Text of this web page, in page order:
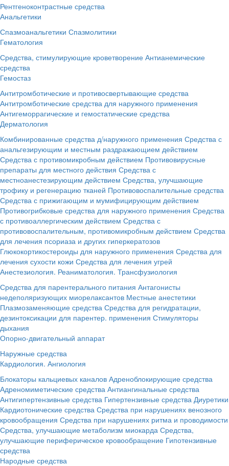
Рентгеноконтрастные средства
Анальгетики
Спазмоанальгетики Спазмолитики
Гематология
Средства, стимулирующие кроветворение Антианемические
средства
Гемостаз
Антитромботические и противосвертывающие средства
Антитромботические средства для наружного применения
Антигеморрагические и гемостатические средства
Дерматология
Комбинированные средства д/наружного применения Средства с
анальгезирующим и местным раздражающием действием
Средства с противомикробным действием Противовирусные
препараты для местного действия Средства с
местноанестезирующим действием Средства, улучшающие
трофику и регенерацию тканей Противовоспалительные средства
Средства с прижигающим и мумифицирующим действием
Противогрибковые средства для наружного применения Средства
с противоаллергическим действием Средства с
противовоспалительным, противомикробным действием Средства
для лечения псориаза и других гиперкератозов
Глюкокортикостероиды для наружного применения Средства для
лечения сухости кожи Средства для лечения угрей
Анестезиология. Реаниматология. Трансфузиология
Средства для парентерального питания Антагонисты
недеполяризующих миорелаксантов Местные анестетики
Плазмозаменяющие средства Средства для регидратации,
дезинтоксикации для парентер. применения Стимуляторы
дыхания
Опорно-двигательный аппарат
Наружные средства
Кардиология. Ангиология
Блокаторы кальциевых каналов Адреноблокирующие средства
Адреномиметические средства Антиангинальные средства
Антигипертензивные средства Гипертензивные средства Диуретики
Кардиотонические средства Средства при нарушениях венозного
кровообращения Средства при нарушениях ритма и проводимости
Средства, улучшающие метаболизм миокарда Средства,
улучшающие периферическое кровообращение Гипотензивные
средства
Народные средства